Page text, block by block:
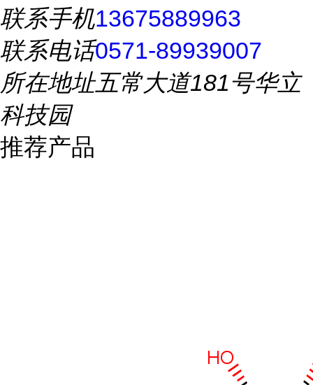
联系手机13675889963
联系电话0571-89939007
所在地址五常大道181号华立
科技园
推荐产品